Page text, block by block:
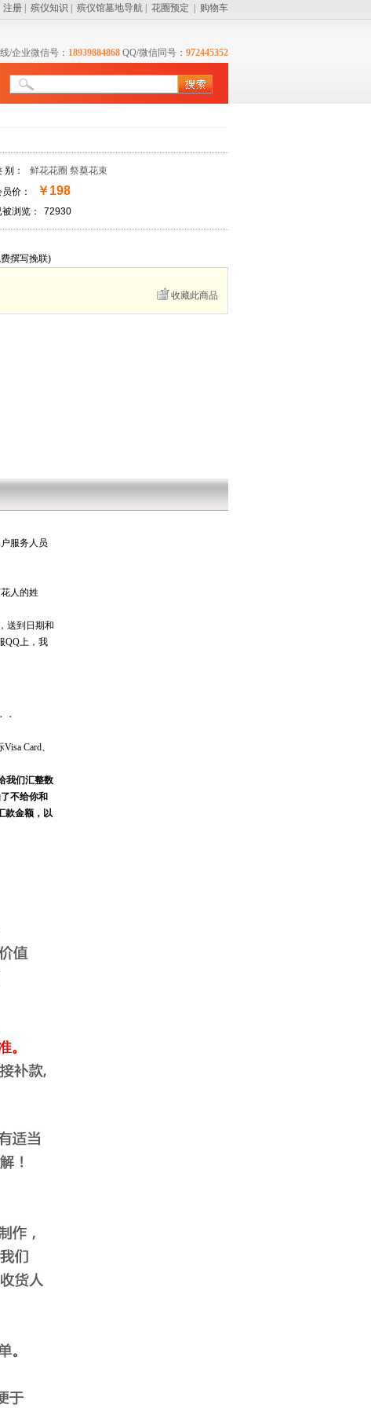
注册 殡仪知识 殡仪馆墓地导航 花圈预定 购物车
/企业微信号： 18939884868 QQ/微信同号： 972445352
别： 鲜花花圈 祭奠花束
员价： ￥198
被浏览： 72930
撰写挽联)
收藏此商品
服务人员
人的姓
送到日期和
QQ上，我
．
Card、
我们汇整数
不给你和
款金额，以